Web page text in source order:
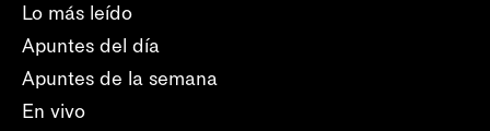
Lo más leído
Apuntes del día
Apuntes de la semana
En vivo